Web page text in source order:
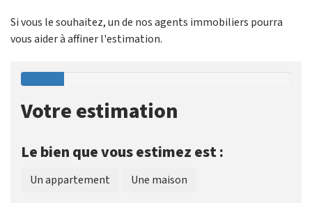
Si vous le souhaitez, un de nos agents immobiliers pourra
vous aider à affiner l'estimation.
Votre estimation
Le bien que vous estimez est :
Un appartement Une maison